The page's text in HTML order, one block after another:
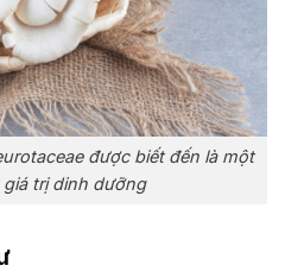
được biết đến là một
giá trị dinh dưỡng